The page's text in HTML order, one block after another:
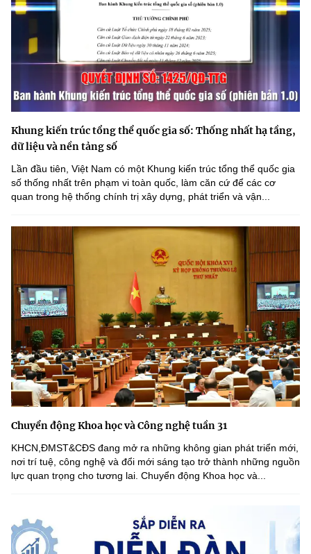
Khung kiến trúc tổng thể quốc gia số: Thống nhất hạ tầng,
dữ liệu và nền tảng số
Lần đầu tiên, Việt Nam có một Khung kiến trúc tổng thể quốc gia
số thống nhất trên phạm vi toàn quốc, làm căn cứ để các cơ
quan trong hệ thống chính trị xây dựng, phát triển và vận...
Chuyển động Khoa học và Công nghệ tuần 31
KHCN,ĐMST&CĐS đang mở ra những không gian phát triển mới,
nơi trí tuệ, công nghệ và đổi mới sáng tạo trở thành những nguồn
lực quan trọng cho tương lai. Chuyển động Khoa học và...